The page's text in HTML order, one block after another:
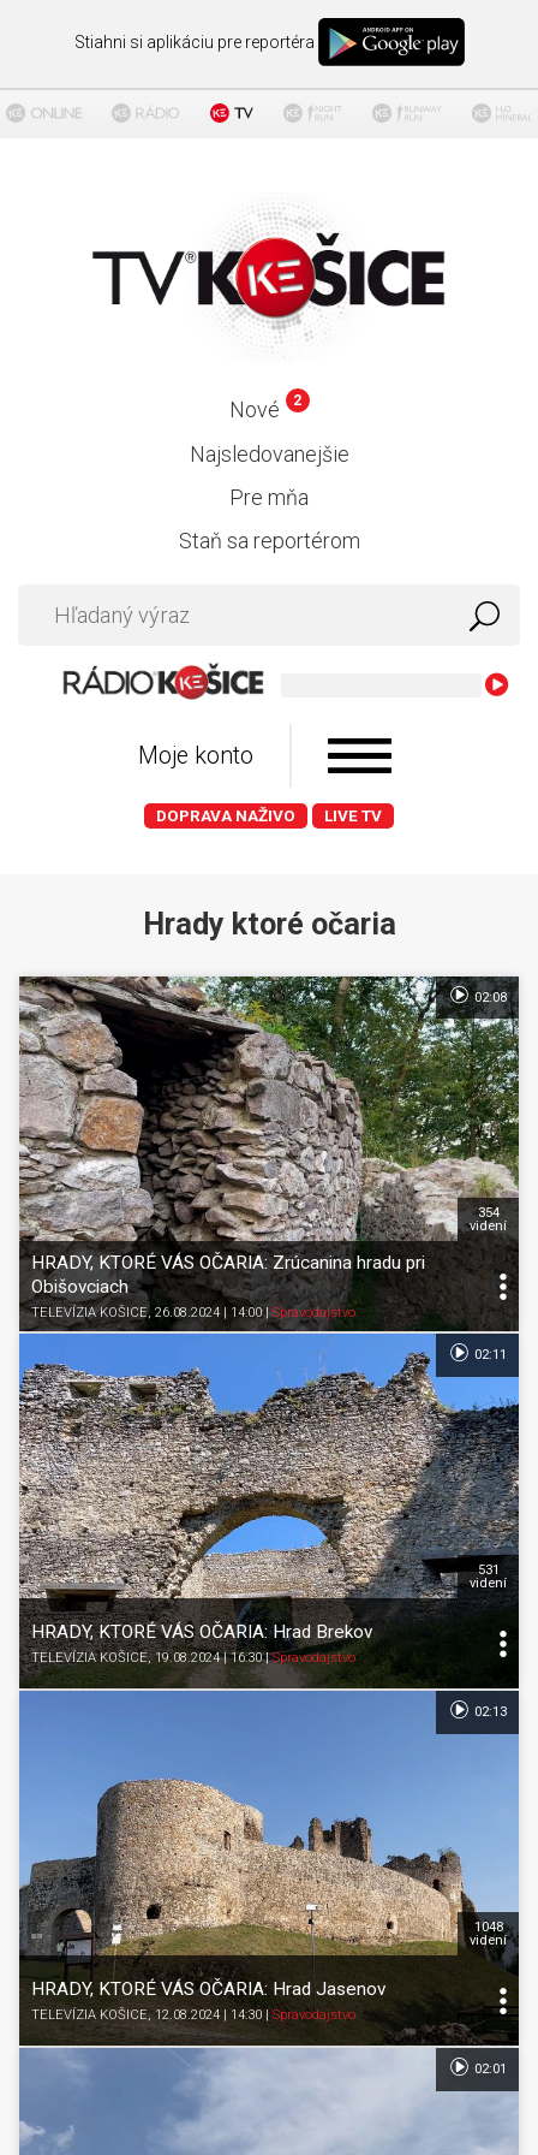
Stiahni si aplikáciu pre reportéra
Nové 2
Najsledovanejšie
Pre mňa
Staň sa reportérom
Moje konto
DOPRAVA NAŽIVO LIVE TV
Hrady ktoré očaria
HRADY, KTORÉ VÁS OČARIA: Zrúcanina hradu pri
Obišovciach
TELEVÍZIA KOŠICE, 26.08.2024 | 14:00| Spravodajstvo
354
videní
02:08
HRADY, KTORÉ VÁS OČARIA: Hrad Brekov
TELEVÍZIA KOŠICE, 19.08.2024 | 16:30|Spravodajstvo
531
videní
02:11
HRADY, KTORÉ VÁS OČARIA: Hrad Jasenov
TELEVÍZIA KOŠICE, 12.08.2024 | 14:30 Spravodajstvo
1048
videní
02:13
02:01